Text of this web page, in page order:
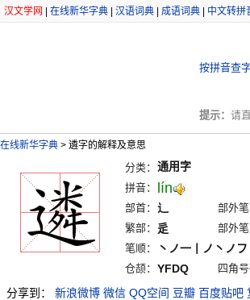
汉文学网 在线新华字典 汉语词典 成语词典 中文转拼
按拼音查字
提示： 请
在线新华字典 > 遴字的解释及意思
分类： 通用字
拼音： lín
部首： 辶 部外笔
繁部：
辵 部外笔
笔顺：
丶ノ一丨ノ丶ノ
仓颉： YFDQ 四角号
分享到：
新浪微博 微信 QQ空间 豆瓣 百度贴吧